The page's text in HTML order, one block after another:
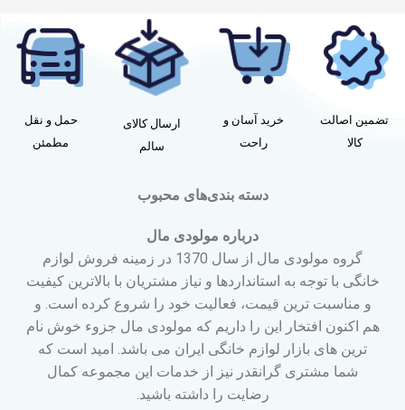
تضمین اصالت
کالا
خرید آسان و
راحت
ارسال کالای
سالم
حمل و نقل
مطمئن
دسته بندی‌های محبوب
درباره مولودی مال
گروه مولودی مال از سال 1370 در زمینه فروش لوازم
خانگی با توجه به استانداردها و نیاز مشتریان با بالاترین کیفیت
و مناسبت ترین قیمت، فعالیت خود را شروع کرده است. و
هم اکنون افتخار این را داریم که مولودی مال جزوء خوش نام
ترین های بازار لوازم خانگی ایران می باشد. امید است که
شما مشتری گرانقدر نیز از خدمات این مجموعه کمال
رضایت را داشته باشید.